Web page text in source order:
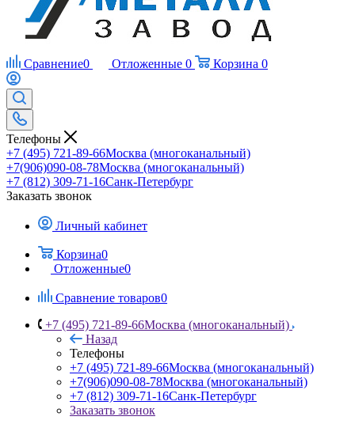
Сравнение0 Отложенные 0 Корзина 0
Телефоны
+7 (495) 721-89-66Москва (многоканальный)
+7(906)090-08-78Москва (многоканальный)
+7 (812) 309-71-16Санк-Петербург
Заказать звонок
Личный кабинет
Корзина0
Отложенные0
Сравнение товаров0
+7 (495) 721-89-66Москва (многоканальный)
Назад
Телефоны
+7 (495) 721-89-66Москва (многоканальный)
+7(906)090-08-78Москва (многоканальный)
+7 (812) 309-71-16Санк-Петербург
Заказать звонок